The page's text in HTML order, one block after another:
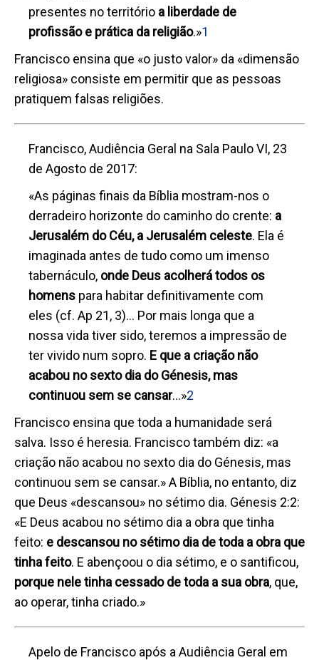
presentes no território a liberdade de
profissão e prática da religião.»1
Francisco ensina que «o justo valor» da «dimensão
religiosa» consiste em permitir que as pessoas
pratiquem falsas religiões.
Francisco, Audiência Geral na Sala Paulo VI, 23
de Agosto de 2017:
«As páginas finais da Bíblia mostram-nos o
derradeiro horizonte do caminho do crente: a
Jerusalém do Céu, a Jerusalém celeste. Ela é
imaginada antes de tudo como um imenso
tabernáculo, onde Deus acolherá todos os
homens para habitar definitivamente com
eles (cf. Ap 21, 3)… Por mais longa que a
nossa vida tiver sido, teremos a impressão de
ter vivido num sopro. E que a criação não
acabou no sexto dia do Génesis, mas
continuou sem se cansar…»2
Francisco ensina que toda a humanidade será
salva. Isso é heresia. Francisco também diz: «a
criação não acabou no sexto dia do Génesis, mas
continuou sem se cansar.» A Bíblia, no entanto, diz
que Deus «descansou» no sétimo dia. Génesis 2:2:
«E Deus acabou no sétimo dia a obra que tinha
feito: e descansou no sétimo dia de toda a obra que
tinha feito. E abençoou o dia sétimo, e o santificou,
porque nele tinha cessado de toda a sua obra, que,
ao operar, tinha criado.»
Apelo de Francisco após a Audiência Geral em